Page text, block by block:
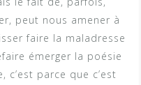
peut nous amener à
faire la maladresse
émerger la poésie
c’est parce que c’est